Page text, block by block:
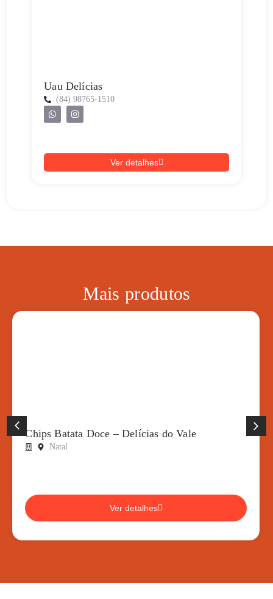
Uau Delícias
(84) 98765-1510
Ver detalhes
Mais produtos
Chips Batata Doce – Delícias do Vale
Natal
Ver detalhes